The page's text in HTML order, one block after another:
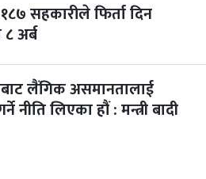
सहकारीले फिर्ता दिन
अर्ब
लैंगिक असमानतालाई
नीति लिएका हौं : मन्त्री बादी